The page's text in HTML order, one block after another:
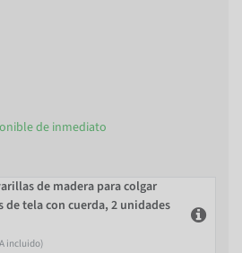
de inmediato
de madera para colgar
de tela con cuerda, 2 unidades
incluido)